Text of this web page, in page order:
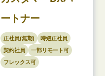
ートナー
正社員(無期)
時短正社員
契約社員
一部リモート可
フレックス可